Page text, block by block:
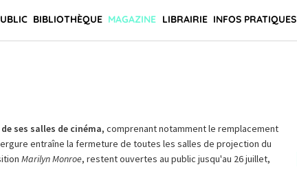
BIBLIOTHÈQUE MAGAZINE LIBRAIRIE INFOS PRATIQUES
ses salles de cinéma, comprenant notamment le remplacement
entraîne la fermeture de toutes les salles de projection du
Marilyn Monroe, restent ouvertes au public jusqu'au 26 juillet,